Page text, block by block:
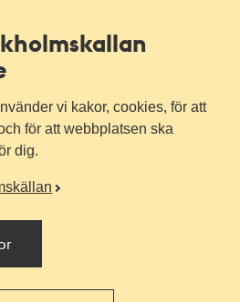
vi kakor, cookies, för att
för att webbplatsen ska
dig.